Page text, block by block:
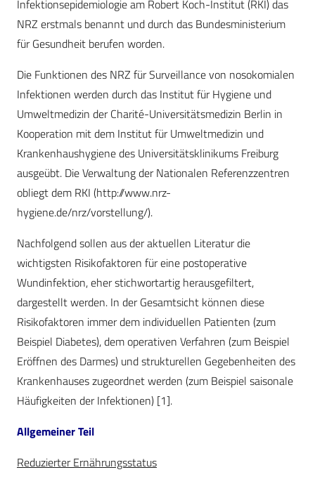
Infektionsepidemiologie am Robert Koch-Institut (RKI) das
NRZ erstmals benannt und durch das Bundesministerium
für Gesundheit berufen worden.
Die Funktionen des NRZ für Surveillance von nosokomialen
Infektionen werden durch das Institut für Hygiene und
Umweltmedizin der Charité-Universitätsmedizin Berlin in
Kooperation mit dem Institut für Umweltmedizin und
Krankenhaushygiene des Universitätsklinikums Freiburg
ausgeübt. Die Verwaltung der Nationalen Referenzzentren
obliegt dem RKI (http://www.nrz-
hygiene.de/nrz/vorstellung/).
Nachfolgend sollen aus der aktuellen Literatur die
wichtigsten Risikofaktoren für eine postoperative
Wundinfektion, eher stichwortartig herausgefiltert,
dargestellt werden. In der Gesamtsicht können diese
Risikofaktoren immer dem individuellen Patienten (zum
Beispiel Diabetes), dem operativen Verfahren (zum Beispiel
Eröffnen des Darmes) und strukturellen Gegebenheiten des
Krankenhauses zugeordnet werden (zum Beispiel saisonale
Häufigkeiten der Infektionen) [1].
Allgemeiner Teil
Reduzierter Ernährungsstatus